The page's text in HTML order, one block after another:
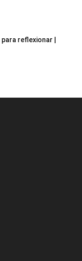
reflexionar |